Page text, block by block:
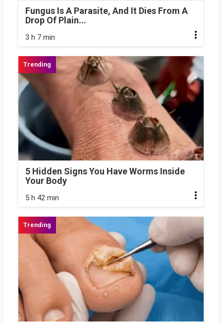
Fungus Is A Parasite, And It Dies From A
Drop Of Plain...
3 h 7 min
5 Hidden Signs You Have Worms Inside
Your Body
5 h 42 min